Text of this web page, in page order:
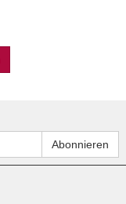
Abonnieren